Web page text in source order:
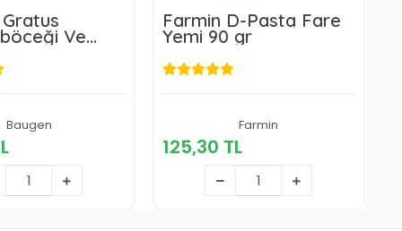
Ve
Jeli 35 gr
Baugen
301,10 TL
Sepete Ekle
Farmin D-Pasta Fare
Yemi 90 gr
Farmin
125,30 TL
125,30 TL
Sepete Ekle